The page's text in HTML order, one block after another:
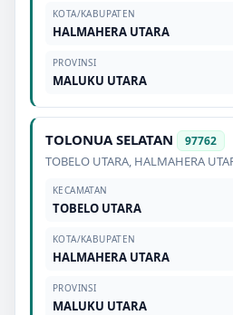
KOTA/KABUPATEN
HALMAHERA UTARA
PROVINSI
MALUKU UTARA
TOLONUA SELATAN 97762
TOBELO UTARA, HALMAHERA
KECAMATAN
TOBELO UTARA
KOTA/KABUPATEN
HALMAHERA UTARA
PROVINSI
MALUKU UTARA